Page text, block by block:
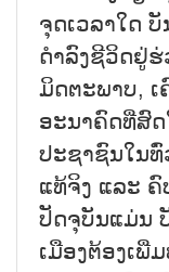
ຈຸດເວລາໃດ
ດຳລົງຊີວິດຢູ່
ມິດຕະພາບ, ເ
ອະນາຄົດທີ່ສົ
ປະຊາຊົນໃນທົ່
ແທ້ຈິງ ແລະ
ປັດຈຸບັນແມ່ນ
ເມືອງຕ້ອງເພີ່